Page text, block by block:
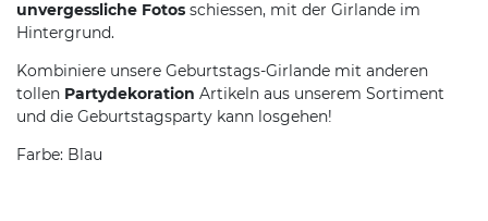
unvergessliche Fotos schiessen, mit der Girlande im
Hintergrund.
Kombiniere unsere Geburtstags-Girlande mit anderen
tollen Partydekoration Artikeln aus unserem Sortiment
und die Geburtstagsparty kann losgehen!
Farbe: Blau